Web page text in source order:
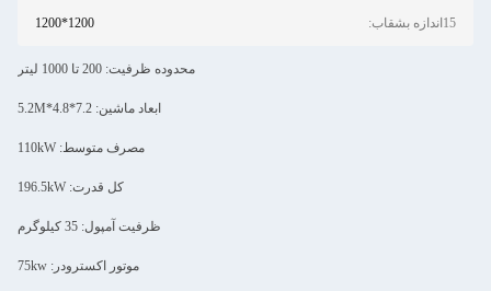
15اندازه بشقاب: 1200*1200
محدوده ظرفیت: 200 تا 1000 لیتر
ابعاد ماشین: 7.2*4.8*5.2M
مصرف متوسط: 110kW
کل قدرت: 196.5kW
ظرفیت آمپول: 35 کیلوگرم
موتور اکسترودر: 75kw